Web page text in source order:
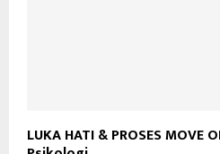
LUKA HATI & PROSES MOVE